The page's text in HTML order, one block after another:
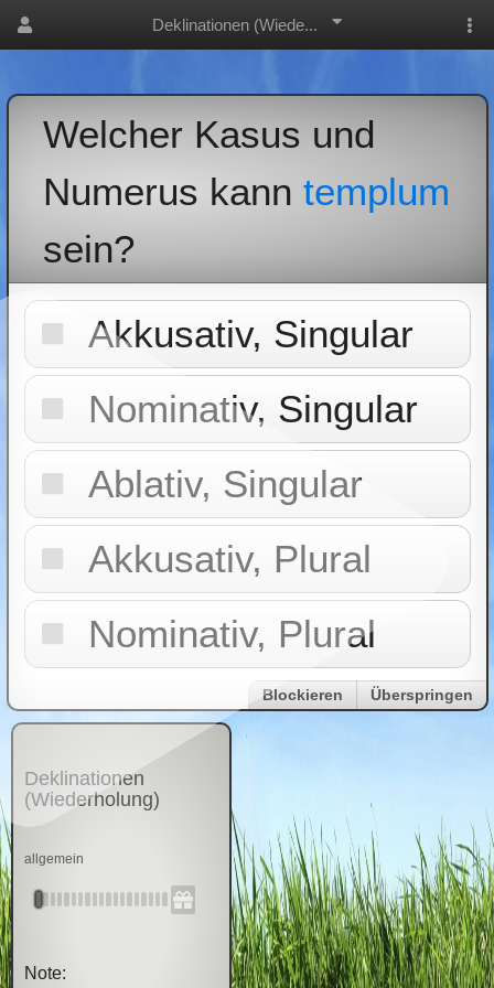
Deklinationen (Wiede...
Welcher Kasus und
Numerus kann templum
sein?
Akkusativ, Singular
Nominativ, Singular
Ablativ, Singular
Akkusativ, Plural
Nominativ, Plural
Blockieren Überspringen
Deklinationen
(Wiederholung)
allgemein
Note: